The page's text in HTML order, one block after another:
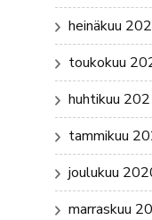
heinäkuu
toukokuu
huhtikuu
tammikuu
joulukuu
marraskuu